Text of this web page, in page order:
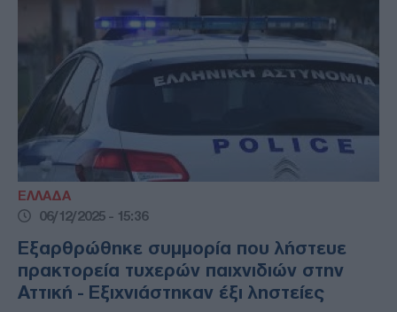
ΕΛΛΑΔΑ
06/12/2025 - 15:36
Εξαρθρώθηκε συμμορία που λήστευε
πρακτορεία τυχερών παιχνιδιών στην
Αττική - Εξιχνιάστηκαν έξι ληστείες